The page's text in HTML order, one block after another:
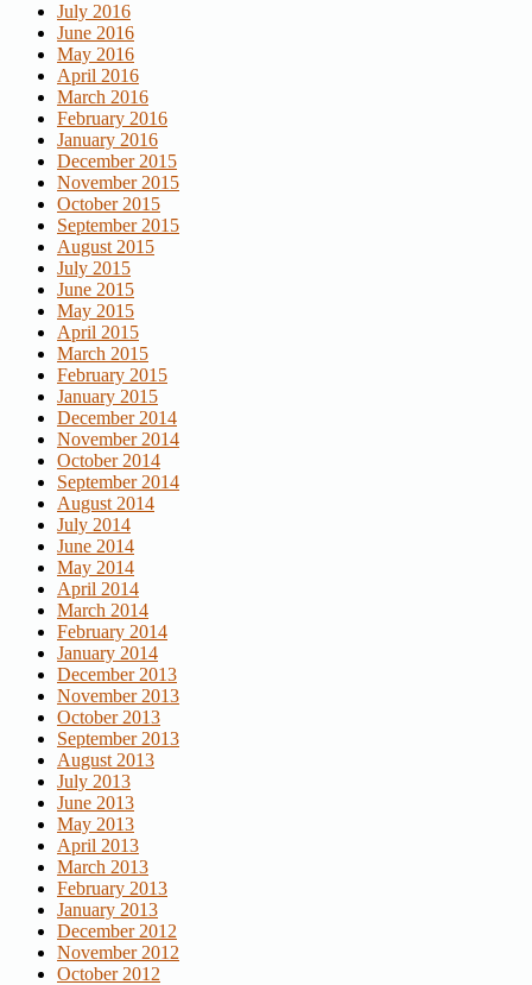
July 2016
June 2016
May 2016
April 2016
March 2016
February 2016
January 2016
December 2015
November 2015
October 2015
September 2015
August 2015
July 2015
June 2015
May 2015
April 2015
March 2015
February 2015
January 2015
December 2014
November 2014
October 2014
September 2014
August 2014
July 2014
June 2014
May 2014
April 2014
March 2014
February 2014
January 2014
December 2013
November 2013
October 2013
September 2013
August 2013
July 2013
June 2013
May 2013
April 2013
March 2013
February 2013
January 2013
December 2012
November 2012
October 2012